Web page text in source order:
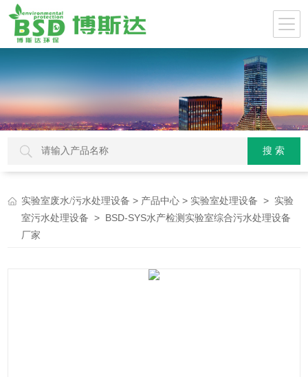
实验室废水/污水处理设备 > 产品中心 > 实验室处理设备 > 实验
室污水处理设备 > BSD-SYS水产检测实验室综合污水处理设备
厂家